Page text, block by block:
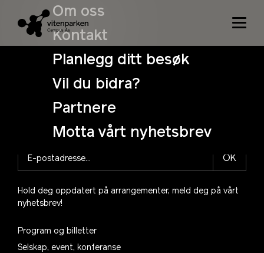
Om oss
Kontakt
Planlegg ditt besøk
Vil du bidra?
Partnere
Motta vårt nyhetsbrev
Niets gevonden
Het lijkt er op dat we niet kunnen vinden wat je zoek.
Misschien dat de zoekfunctie je kan helpen.
OK
Hold deg oppdatert på arrangementer, meld deg på vårt
nyhetsbrev!
Program og billetter
Selskap, event, konferanse